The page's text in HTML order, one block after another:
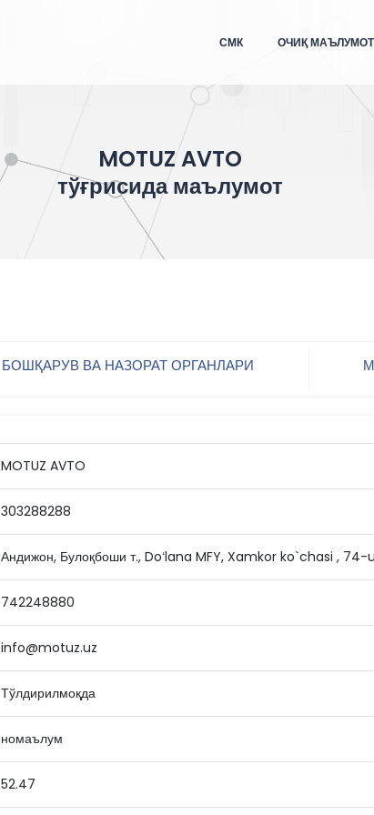
СМК ОЧИҚ
MOTUZ AVTO
тўғрисида маълумот
БОШҚАРУВ ВА НАЗОРАТ ОРГАНЛАРИ
MOTUZ AVTO
303288288
Андижон, Булоқбоши т., Doʻlana MFY, Xamkor ko`chasi , 74-
742248880
info@motuz.uz
Тўлдирилмоқда
номаълум
52.47